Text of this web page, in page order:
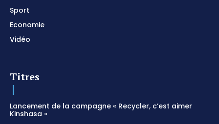
Sport
Economie
Vidéo
Titres
Lancement de la campagne « Recycler, c’est aimer
Kinshasa »